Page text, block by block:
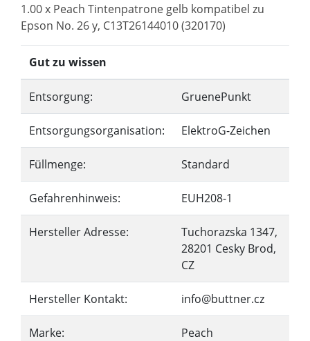
1.00 x Peach Tintenpatrone gelb kompatibel zu
Epson No. 26 y, C13T26144010 (320170)
Gut zu wissen
Entsorgung: GruenePunkt
Entsorgungsorganisation: ElektroG-Zeichen
Füllmenge: Standard
Gefahrenhinweis: EUH208-1
Hersteller Adresse:
Tuchorazska 1347,
28201 Cesky Brod,
CZ
Hersteller Kontakt: info@buttner.cz
Marke: Peach